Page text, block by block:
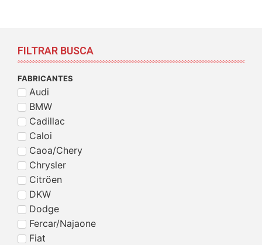
FILTRAR BUSCA
FABRICANTES
Audi
BMW
Cadillac
Caloi
Caoa/Chery
Chrysler
Citröen
DKW
Dodge
Fercar/Najaone
Fiat